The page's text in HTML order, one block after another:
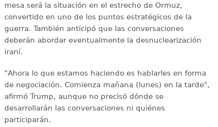
mesa será la situación en el estrecho de Ormuz,
convertido en uno de los puntos estratégicos de la
guerra. También anticipó que las conversaciones
deberán abordar eventualmente la desnuclearización
iraní.
"Ahora lo que estamos haciendo es hablarles en forma
de negociación. Comienza mañana (lunes) en la tarde",
afirmó Trump, aunque no precisó dónde se
desarrollarán las conversaciones ni quiénes
participarán.